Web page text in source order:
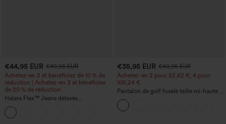
€44,95 EUR €49,95 EUR
Achetez-en 2 et bénéficiez de 10 % de
réduction | Achetez-en 3 et bénéficiez
de 20 % de réduction
Halara Flex™ Jeans délavés
décontractés, coupe baggy à jambe
large, taille basse asymétrique, poches
zippées
€35,95 EUR €40,95 EUR
Achetez-en 2 pour 52,62 €, 4 pour
105,24 €
Pantalon de golf fuselé taille mi-haute à
cordon, ourlet incurvé, séchage rapide,
avec poches — UPF40+